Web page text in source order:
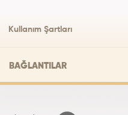
Kullanım Şartları
BAĞLANTILAR